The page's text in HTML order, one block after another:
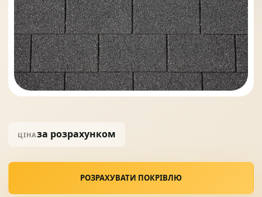
07 Солнце защита
08 Навіси з полікарбонату
ЦІНАза розрахунком
РОЗРАХУВАТИ ПОКРІВЛЮ